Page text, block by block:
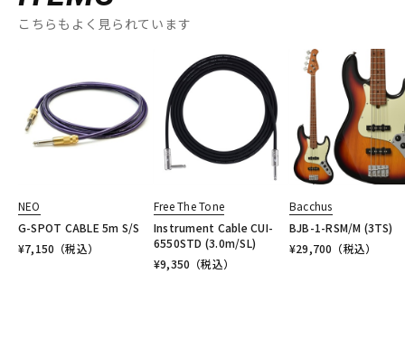
こちらもよく見られています
NEO
G-SPOT CABLE 5m S/S
¥7,150 （税込）
Free The Tone
Instrument Cable CUI-
6550STD (3.0m/SL)
¥9,350 （税込）
Bacchus
BJB-1-RSM/M (3TS)
¥29,700 （税込）